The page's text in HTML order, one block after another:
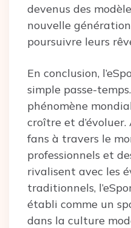
devenus des
nouvelle
poursuivre leurs
En conclusion,
simple passe-
phénomène
croître et
fans à travers le
professionnels et
rivalisent avec les
traditionnels,
établi comme un
dans la culture